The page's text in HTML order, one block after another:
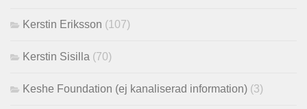
Kerstin Eriksson (107)
Kerstin Sisilla (70)
Keshe Foundation (ej kanaliserad information) (3)